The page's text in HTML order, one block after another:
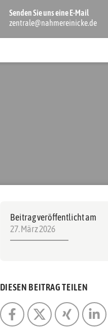
Senden Sie uns eine E-Mail
zentrale@nahmereinicke.de
Beitrag veröffentlicht am
27. März 2026
DIESEN BEITRAG TEILEN